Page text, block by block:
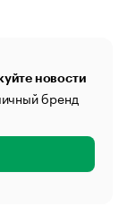
новости
бренд